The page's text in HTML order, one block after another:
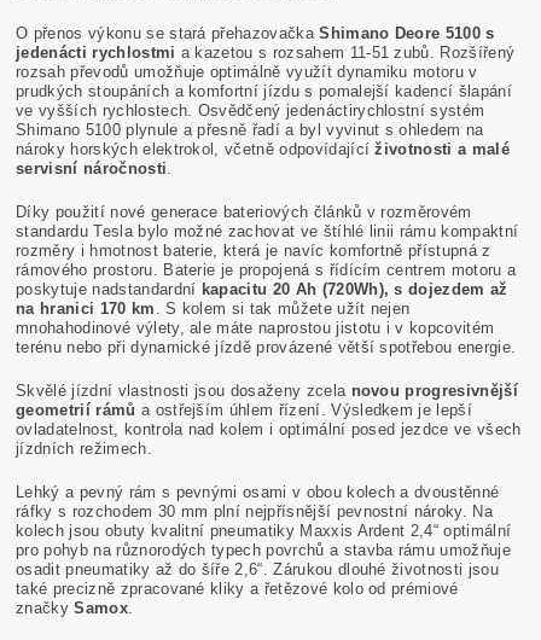
O přenos výkonu se stará přehazovačka Shimano Deore 5100 s
jedenácti rychlostmi a kazetou s rozsahem 11-51 zubů. Rozšířený
rozsah převodů umožňuje optimálně využít dynamiku motoru v
prudkých stoupáních a komfortní jízdu s pomalejší kadencí šlapání
ve vyšších rychlostech. Osvědčený jedenáctirychlostní systém
Shimano 5100 plynule a přesně řadí a byl vyvinut s ohledem na
nároky horských elektrokol, včetně odpovídající životnosti a malé
servisní náročnosti
Díky použití nové generace bateriových článků v rozměrovém
standardu Tesla bylo možné zachovat ve štíhlé linii rámu kompaktní
rozměry i hmotnost baterie, která je navíc komfortně přístupná z
rámového prostoru. Baterie je propojená s řídícím centrem motoru a
poskytuje nadstandardní kapacitu 20 Ah (720Wh), s dojezdem až
na hranici 170 km
. S kolem si tak můžete užít nejen
mnohahodinové výlety, ale máte naprostou jistotu i v kopcovitém
terénu nebo při dynamické jízdě provázené větší spotřebou energie.
Skvělé jízdní vlastnosti jsou dosaženy zcela novou progresivnější
geometrií rámů a ostřejším úhlem řízení. Výsledkem je lepší
ovladatelnost, kontrola nad kolem i optimální posed jezdce ve všech
jízdních režimech.
Lehký a pevný rám s pevnými osami v obou kolech a dvoustěnné
ráfky s rozchodem 30 mm plní nejpřísnější pevnostní nároky. Na
kolech jsou obuty kvalitní pneumatiky Maxxis Ardent 2,4“ optimální
pro pohyb na různorodých typech povrchů a stavba rámu umožňuje
osadit pneumatiky až do šíře 2,6“. Zárukou dlouhé životnosti jsou
také precizně zpracované kliky a řetězové kolo od prémiové
značky Samox.